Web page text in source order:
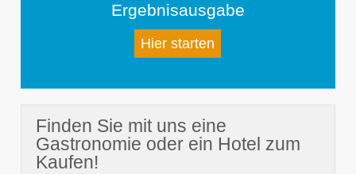
Ergebnisausgabe
Hier starten
Finden Sie mit uns eine
Gastronomie oder ein Hotel zum
Kaufen!